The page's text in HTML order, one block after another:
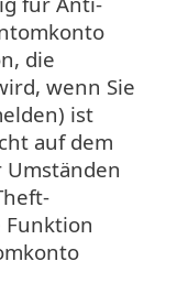
die
wenn Sie
ist
auf dem
Funktion